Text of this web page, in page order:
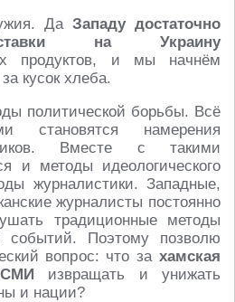
Да Западу достаточно
на Украину
продуктов, и мы начнём
кусок хлеба.
политической борьбы. Всё
становятся намерения
Вместе с такими
и методы идеологического
журналистики. Западные,
журналисты постоянно
традиционные методы
Поэтому позволю
вопрос: что за хамская
извращать и унижать
и нации?